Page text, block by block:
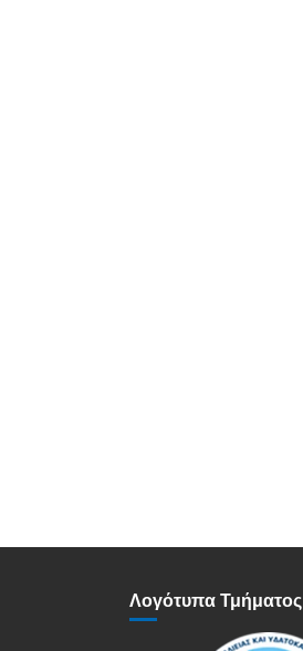
Λογότυπα Τμήματος